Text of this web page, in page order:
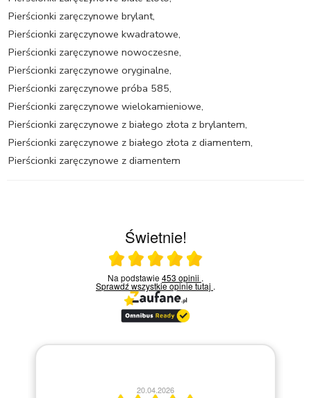
Pierścionki zaręczynowe brylant,
Pierścionki zaręczynowe kwadratowe,
Pierścionki zaręczynowe nowoczesne,
Pierścionki zaręczynowe oryginalne,
Pierścionki zaręczynowe próba 585,
Pierścionki zaręczynowe wielokamieniowe,
Pierścionki zaręczynowe z białego złota z brylantem,
Pierścionki zaręczynowe z białego złota z diamentem,
Pierścionki zaręczynowe z diamentem
Świetnie!
Ocena średnia 5 na 5
Na podstawie453 opinii .
Sprawdź wszystkie opinietutaj .
20.04.2026